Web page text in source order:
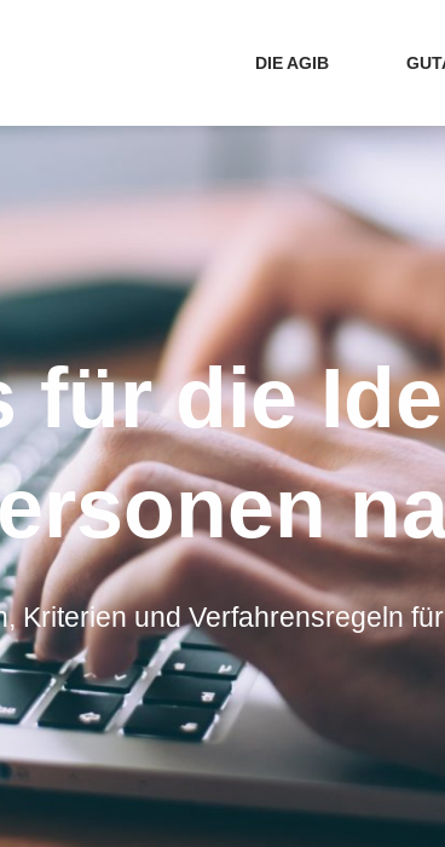
DIE AGIB
für die
Kriterien und Verfahrensregeln